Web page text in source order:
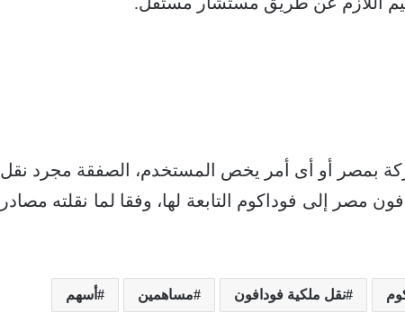
بمصر أو أى أمر يخص المستخدم، الصفقة مجرد نقل
لملكية 55% من فودافون مصر إلى فوداكوم التابعة لها، وفقا لما نقلته مصادر
نقل ملكية فودافون مساهمين أسهم